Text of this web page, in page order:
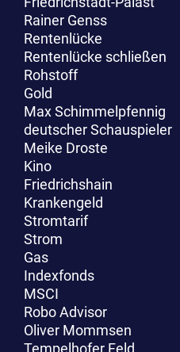
Rainer Genss
Rentenlücke
Rentenlücke schließen
Rohstoff
Gold
Max Schimmelpfennig
deutscher Schauspieler
Meike Droste
Kino
Friedrichshain
Krankengeld
Stromtarif
Strom
Gas
Indexfonds
MSCI
Robo Advisor
Oliver Mommsen
Tempelhofer Feld